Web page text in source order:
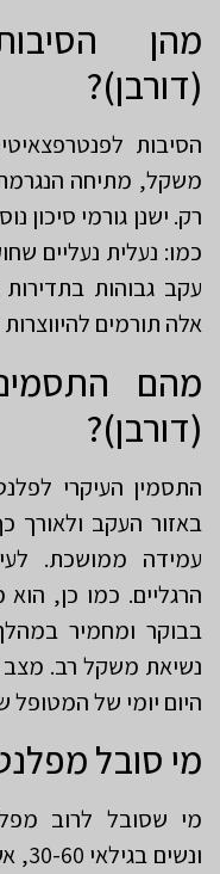
מהן
(דורבן)?
הסיבות
משקל, מתיחה
רק. ישנן גורמי סיכון
כמו: נעלית נעליים
עקב גבוהות
אלה תורמים
מהם
(דורבן)?
התסמין העיקרי
באזור העקב ולאורך
עמידה ממושכת.
הרגליים. כמו כן,
בבוקר ומחמיר
נשיאת משקל רב. מצב
היום יומי של
מי סובל
מי שסובל לרוב